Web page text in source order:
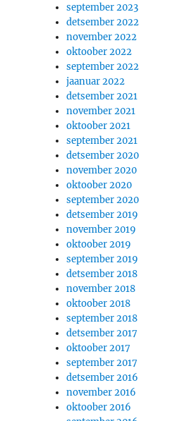
september 2023
detsember 2022
november 2022
oktoober 2022
september 2022
jaanuar 2022
detsember 2021
november 2021
oktoober 2021
september 2021
detsember 2020
november 2020
oktoober 2020
september 2020
detsember 2019
november 2019
oktoober 2019
september 2019
detsember 2018
november 2018
oktoober 2018
september 2018
detsember 2017
oktoober 2017
september 2017
detsember 2016
november 2016
oktoober 2016